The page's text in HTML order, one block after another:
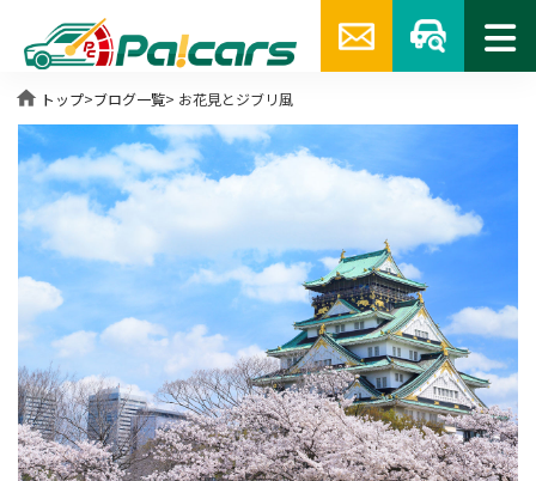
home トップ>ブログ一覧> お花見とジブリ風